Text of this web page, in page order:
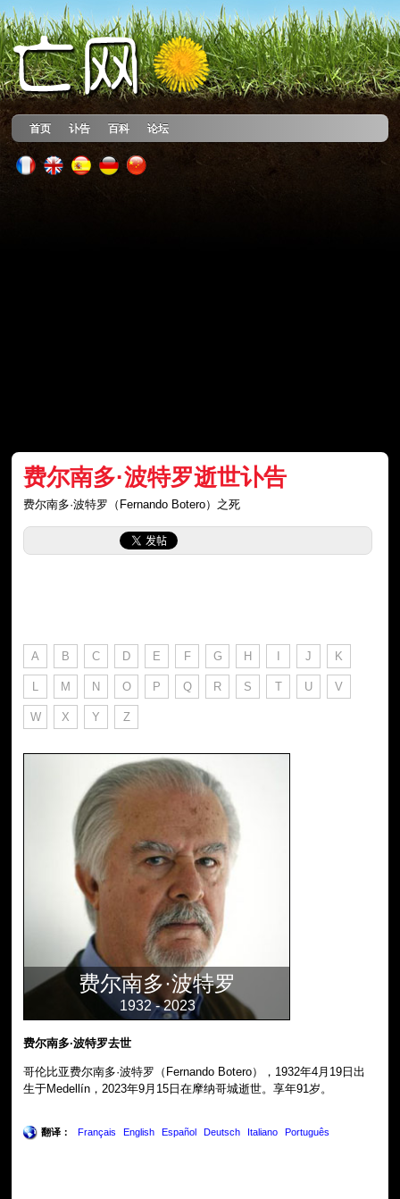
首页 讣告 百科 论坛
费尔南多·波特罗逝世讣告
费尔南多·波特罗（Fernando Botero）之死
A B C D E F G H I J K
L M N O P Q R S T U V
W X Y Z
费尔南多·波特罗
1932 - 2023
费尔南多·波特罗去世
哥伦比亚费尔南多·波特罗（Fernando Botero），1932年4月19日出
生于Medellín，2023年9月15日在摩纳哥城逝世。享年91岁。
翻译： Français English Español Deutsch Italiano Português